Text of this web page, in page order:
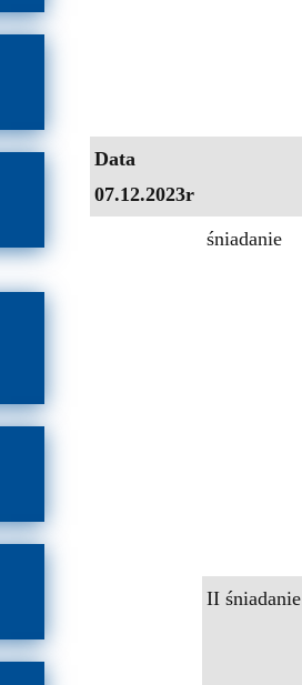
Data
07.12.2023r
śniadanie
II śniadanie